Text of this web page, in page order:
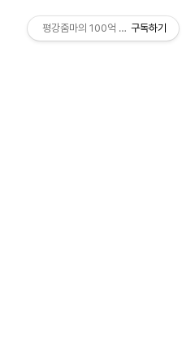
평강줌마의 100억 도전기구독하기